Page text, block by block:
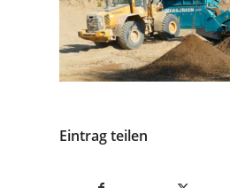
Eintrag teilen